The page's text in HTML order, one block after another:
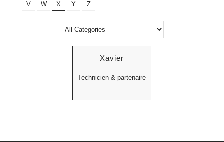
V W X Y Z
Xavier
Technicien & partenaire